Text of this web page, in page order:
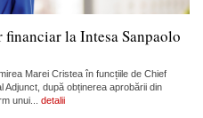
la Intesa Sanpaolo
Marei Cristea în funcțiile de Chief
după obținerea aprobării din
unui... detalii